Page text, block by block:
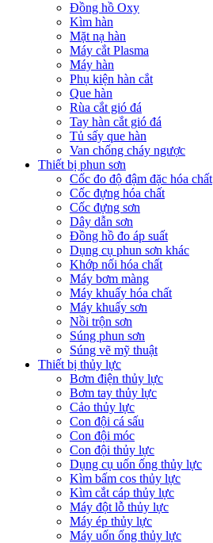
Đồng hồ Oxy
Kìm hàn
Mặt nạ hàn
Máy cắt Plasma
Máy hàn
Phụ kiện hàn cắt
Que hàn
Rùa cắt gió đá
Tay hàn cắt gió đá
Tủ sấy que hàn
Van chống cháy ngược
Thiết bị phun sơn
Cốc đo độ đậm đặc hóa chất
Cốc đựng hóa chất
Cốc đựng sơn
Dây dẫn sơn
Đồng hồ đo áp suất
Dụng cụ phun sơn khác
Khớp nối hóa chất
Máy bơm màng
Máy khuấy hóa chất
Máy khuấy sơn
Nồi trộn sơn
Súng phun sơn
Súng vẽ mỹ thuật
Thiết bị thủy lực
Bơm điện thủy lực
Bơm tay thủy lực
Cảo thủy lực
Con đội cá sấu
Con đội móc
Con đội thủy lực
Dụng cụ uốn ống thủy lực
Kìm bấm cos thủy lực
Kìm cắt cáp thủy lực
Máy đột lỗ thủy lực
Máy ép thủy lực
Máy uốn ống thủy lực